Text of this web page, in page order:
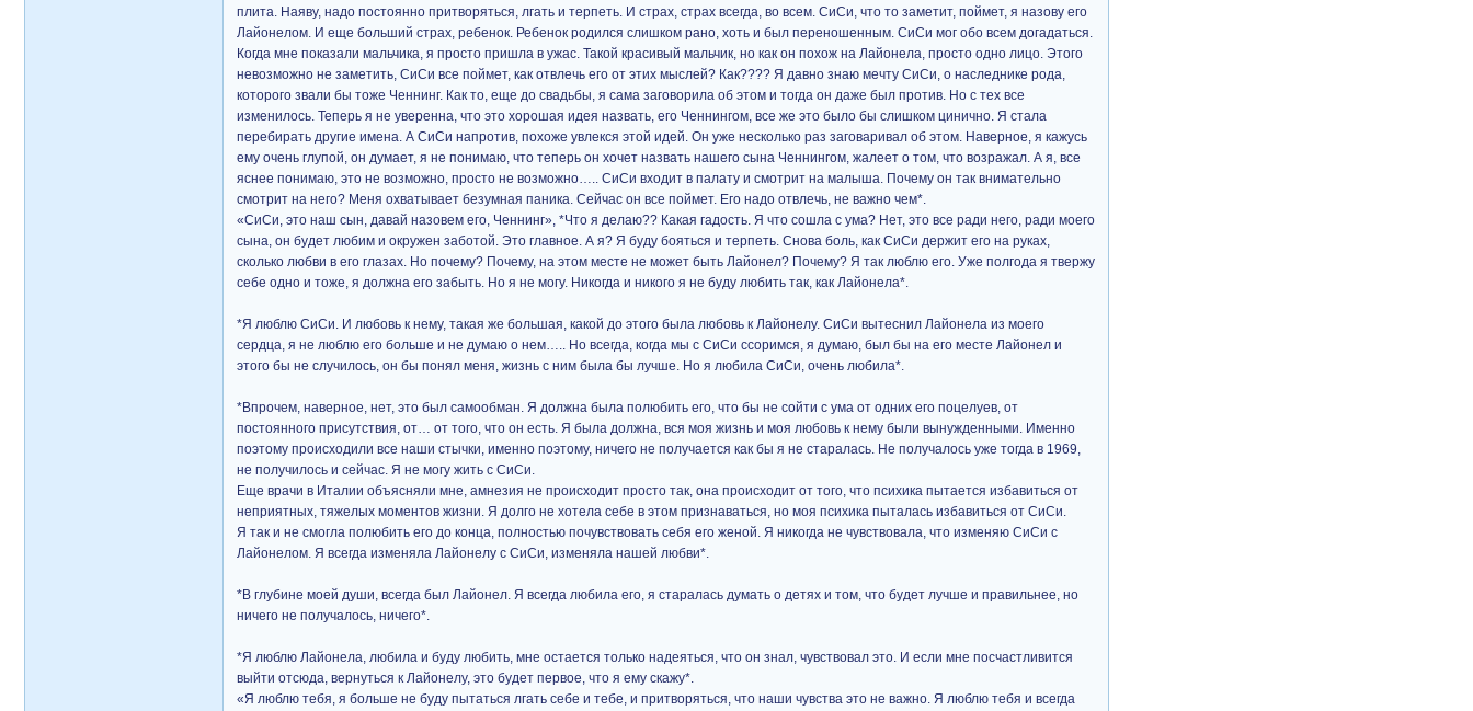
плита. Наяву, надо постоянно притворяться, лгать и терпеть. И страх, страх всегда, во всем. СиСи, что то заметит, поймет, я назову его
Лайонелом. И еще больший страх, ребенок. Ребенок родился слишком рано, хоть и был переношенным. СиСи мог обо всем догадаться.
Когда мне показали мальчика, я просто пришла в ужас. Такой красивый мальчик, но как он похож на Лайонела, просто одно лицо. Этого
невозможно не заметить, СиСи все поймет, как отвлечь его от этих мыслей? Как???? Я давно знаю мечту СиСи, о наследнике рода,
которого звали бы тоже Ченнинг. Как то, еще до свадьбы, я сама заговорила об этом и тогда он даже был против. Но с тех все
изменилось. Теперь я не уверенна, что это хорошая идея назвать, его Ченнингом, все же это было бы слишком цинично. Я стала
перебирать другие имена. А СиСи напротив, похоже увлекся этой идей. Он уже несколько раз заговаривал об этом. Наверное, я кажусь
ему очень глупой, он думает, я не понимаю, что теперь он хочет назвать нашего сына Ченнингом, жалеет о том, что возражал. А я, все
яснее понимаю, это не возможно, просто не возможно….. СиСи входит в палату и смотрит на малыша. Почему он так внимательно
смотрит на него? Меня охватывает безумная паника. Сейчас он все поймет. Его надо отвлечь, не важно чем*.
«СиСи, это наш сын, давай назовем его, Ченнинг», *Что я делаю?? Какая гадость. Я что сошла с ума? Нет, это все ради него, ради моего
сына, он будет любим и окружен заботой. Это главное. А я? Я буду бояться и терпеть. Снова боль, как СиСи держит его на руках,
сколько любви в его глазах. Но почему? Почему, на этом месте не может быть Лайонел? Почему? Я так люблю его. Уже полгода я твержу
себе одно и тоже, я должна его забыть. Но я не могу. Никогда и никого я не буду любить так, как Лайонела*.
*Я люблю СиСи. И любовь к нему, такая же большая, какой до этого была любовь к Лайонелу. СиСи вытеснил Лайонела из моего
сердца, я не люблю его больше и не думаю о нем….. Но всегда, когда мы с СиСи ссоримся, я думаю, был бы на его месте Лайонел и
этого бы не случилось, он бы понял меня, жизнь с ним была бы лучше. Но я любила СиСи, очень любила*.
*Впрочем, наверное, нет, это был самообман. Я должна была полюбить его, что бы не сойти с ума от одних его поцелуев, от
постоянного присутствия, от… от того, что он есть. Я была должна, вся моя жизнь и моя любовь к нему были вынужденными. Именно
поэтому происходили все наши стычки, именно поэтому, ничего не получается как бы я не старалась. Не получалось уже тогда в 1969,
не получилось и сейчас. Я не могу жить с СиСи.
Еще врачи в Италии объясняли мне, амнезия не происходит просто так, она происходит от того, что психика пытается избавиться от
неприятных, тяжелых моментов жизни. Я долго не хотела себе в этом признаваться, но моя психика пыталась избавиться от СиСи.
Я так и не смогла полюбить его до конца, полностью почувствовать себя его женой. Я никогда не чувствовала, что изменяю СиСи с
Лайонелом. Я всегда изменяла Лайонелу с СиСи, изменяла нашей любви*.
*В глубине моей души, всегда был Лайонел. Я всегда любила его, я старалась думать о детях и том, что будет лучше и правильнее, но
ничего не получалось, ничего*.
*Я люблю Лайонела, любила и буду любить, мне остается только надеяться, что он знал, чувствовал это. И если мне посчастливится
выйти отсюда, вернуться к Лайонелу, это будет первое, что я ему скажу*.
«Я люблю тебя, я больше не буду пытаться лгать себе и тебе, и притворяться, что наши чувства это не важно. Я люблю тебя и всегда